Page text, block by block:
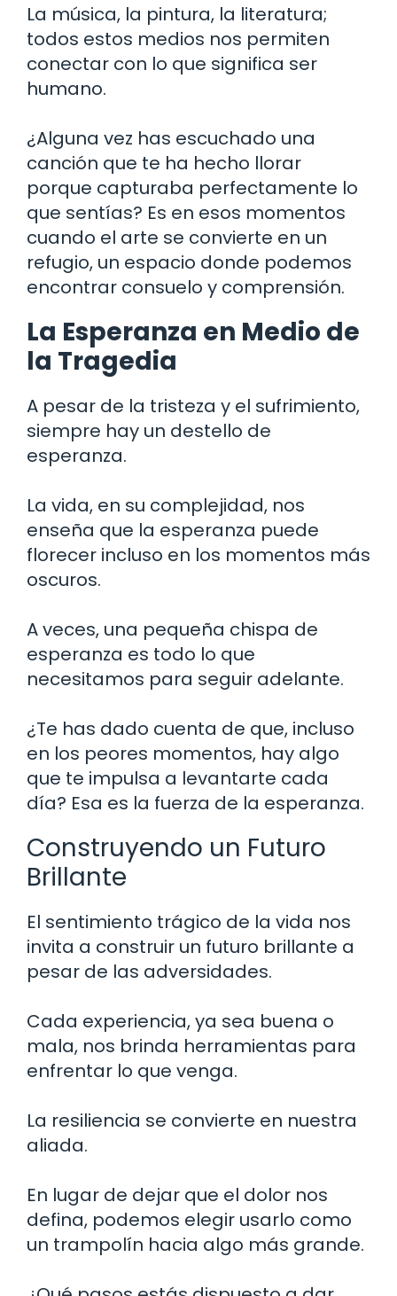
La música, la pintura, la literatura;
todos estos medios nos permiten
conectar con lo que significa ser
humano.
¿Alguna vez has escuchado una
canción que te ha hecho llorar
porque capturaba perfectamente lo
que sentías? Es en esos momentos
cuando el arte se convierte en un
refugio, un espacio donde podemos
encontrar consuelo y comprensión.
La Esperanza en Medio de
la Tragedia
A pesar de la tristeza y el sufrimiento,
siempre hay un destello de
esperanza.
La vida, en su complejidad, nos
enseña que la esperanza puede
florecer incluso en los momentos más
oscuros.
A veces, una pequeña chispa de
esperanza es todo lo que
necesitamos para seguir adelante.
¿Te has dado cuenta de que, incluso
en los peores momentos, hay algo
que te impulsa a levantarte cada
día? Esa es la fuerza de la esperanza.
Construyendo un Futuro
Brillante
El sentimiento trágico de la vida nos
invita a construir un futuro brillante a
pesar de las adversidades.
Cada experiencia, ya sea buena o
mala, nos brinda herramientas para
enfrentar lo que venga.
La resiliencia se convierte en nuestra
aliada.
En lugar de dejar que el dolor nos
defina, podemos elegir usarlo como
un trampolín hacia algo más grande.